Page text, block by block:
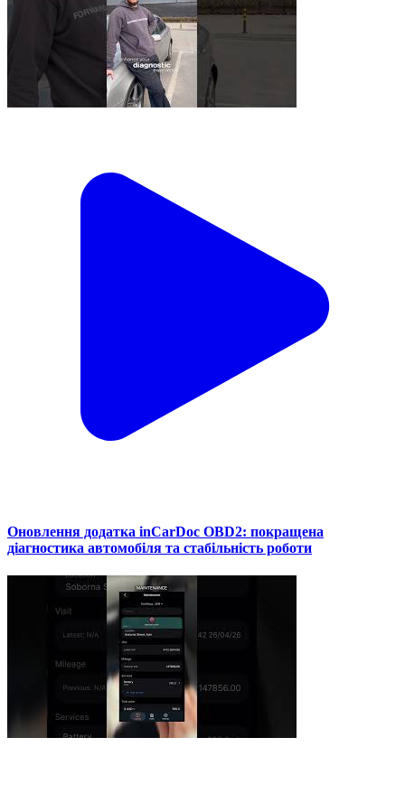
Оновлення додатка inCarDoc OBD2: покращена
діагностика автомобіля та стабільність роботи